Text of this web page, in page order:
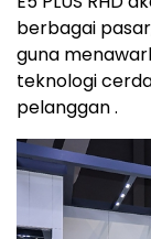
berbagai
guna
teknologi
pelanggan .